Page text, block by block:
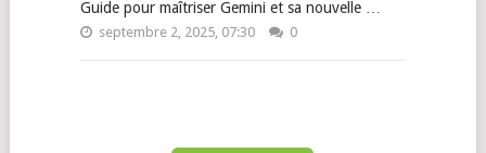
Guide pour maîtriser Gemini et sa nouvelle …
septembre 2, 2025, 07:30 0